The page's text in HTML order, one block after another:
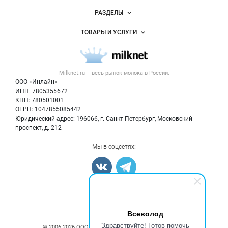
Всеволод
Здравствуйте! Готов помочь
Milknet.ru – весь рынок молокав России.
ООО «Инлайн»
ИНН: 7805355672
КПП: 780501001
ОГРН: 1047855085442
Юридический адрес: 196066, г. Санкт-Петербург, Московский
проспект, д. 212
Новости Milknet.ru
Размещение рекламы
Публичная оферта
Контактная информация
Политика обработки персональных данных
РАЗДЕЛЫ
Объявления
Новости рынка
ТОВАРЫ И УСЛУГИ
Молочная продукция
Вторичное сырье
Оборудование
Мы в соцсетях: